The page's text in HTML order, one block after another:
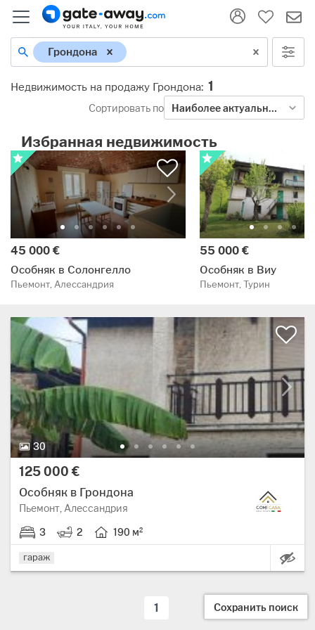
Грондона
Недвижимость на продажу Грондона: 1
Сортировать по Наиболее актуальными
Избранная недвижимость
45 000 €
Особняк в Солонгелло
Пьемонт, Алессандрия
55 000 €
Особняк в Виу
Пьемонт, Турин
30
125 000 €
Особняк в Грондона
Пьемонт, Алессандрия
3 2 190 м²
гараж
1 Сохранить поиск